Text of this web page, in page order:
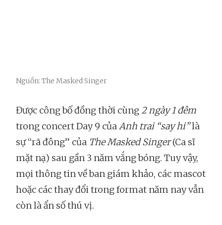
Nguồn: The Masked Singer
Được công bố đồng thời cùng2 ngày 1 đêm
trong concert Day 9 củaAnh trai “say hi”là
sự “rã đông” của The Masked Singer(Ca sĩ
mặt nạ) sau gần 3 năm vắng bóng. Tuy vậy,
mọi thông tin về ban giám khảo, các mascot
hoặc các thay đổi trong format năm nay vẫn
còn là ẩn số thú vị.